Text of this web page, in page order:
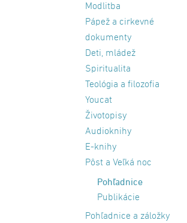
Modlitba
Pápež a cirkevné
dokumenty
Deti, mládež
Spiritualita
Teológia a filozofia
Youcat
Životopisy
Audioknihy
E-knihy
Pôst a Veľká noc
Pohľadnice
Publikácie
Pohľadnice a záložky